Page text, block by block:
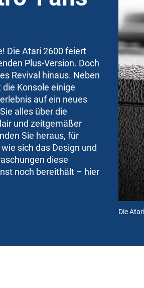
Die
Die Atari 2600 feiert
Plus-Version. Doch
Revival hinaus. Neben
Konsole einige
auf ein neues
alles über die
und zeitgemäßer
Sie heraus, für
sich das Design und
diese
noch bereithält – hier